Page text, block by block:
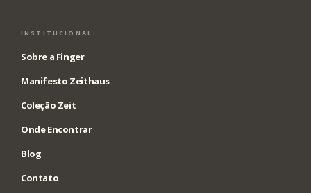
INSTITUCIONAL
Sobre a Finger
Manifesto Zeithaus
Coleção Zeit
Onde Encontrar
Blog
Contato